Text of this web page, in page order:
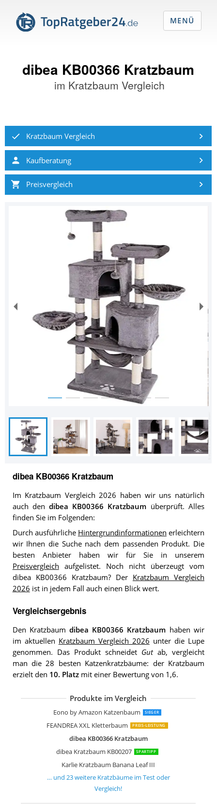
dibea KB00366 Kratzbaum
im Kratzbaum Vergleich
Kratzbaum Vergleich
Kaufberatung
Preisvergleich
dibea KB00366 Kratzbaum
Im Kratzbaum Vergleich 2026 haben wir uns natürlich
auch dendibea KB00366 Kratzbaum überprüft. Alles
finden Sie im Folgenden:
Durch ausführliche Hintergrundinformationen erleichtern
wir Ihnen die Suche nach dem passenden Produkt. Die
besten Anbieter haben wir für Sie in unserem
Preisvergleich aufgelistet. Noch nicht überzeugt vom
dibea KB00366 Kratzbaum? Der Kratzbaum Vergleich
2026 ist in jedem Fall auch einen Blick wert.
Vergleichsergebnis
Den Kratzbaumdibea KB00366 Kratzbaum haben wir
im aktuellen Kratzbaum Vergleich 2026 unter die Lupe
genommen. Das Produkt schneidet Gutab, vergleicht
man die 28 besten Katzenkratzbäume: der Kratzbaum
erzielt den 10. Platzmit einer Bewertung von 1,6.
Produkte im Vergleich
Eono by Amazon Katzenbaum SIEGER
FEANDREA XXL Kletterbaum PREIS-LEISTUNG
dibea KB00366 Kratzbaum
dibea Kratzbaum KB00207
SPARTIPP
Karlie Kratzbaum Banana Leaf III
dibea KB00405 XXL Kratzbaum
FEANDREA KRATZBAUM FÜR
TecTake 800551 XXL Katzen
Kerbl 81500 Wandkratzbaum Dolomit
FEANDREA XXL Kratzbaum
Trixie 44541 Kratzbaum Baza
FEANDREA Kratzbaum mit Großer
Nobby Kratzbaum MOTEGA
Eono by Amazon Katzenbaum
Kerbl Kratzbaum Jade Pro
TecTake 800294 Katzen Kratzbaum
TecTake Kratzbaum mit XXL
TecTake Katzen Kratzbaum
Sam´s Pet Kratzbaum Buffy
dibea KB00503 Kratzbaum extra breit
TecTake Kratzbaum Mittelhoch mit
Kerbl 82529 Kratzbaum Safari
FEANDREA Kletterbaum PCT35G
Trixie Tarifa Kratzbaum
… und 23weitere Kratzbäumeim Test oder
Vergleich!
MENÜ